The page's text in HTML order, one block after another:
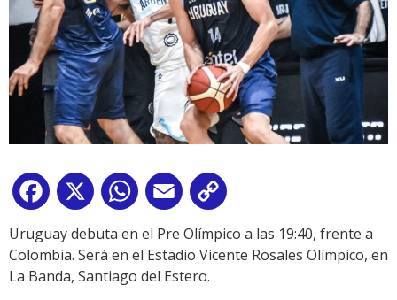
Facebook
X WhatsApp
Email
Link
Uruguay debuta en el Pre Olímpico a las 19:40, frente a
Colombia. Será en el Estadio Vicente Rosales Olímpico, en
La Banda, Santiago del Estero.